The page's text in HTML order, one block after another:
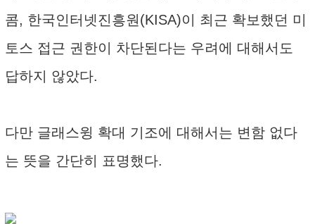
콤, 한국인터넷진흥원(KISA)이 최근 확보했던 미
토스 접근 권한이 차단된다는 우려에 대해서도
답하지 않았다.
다만 글래스윙 확대 기조에 대해서는 변함 없다
는 뜻을 간단히 표명했다.